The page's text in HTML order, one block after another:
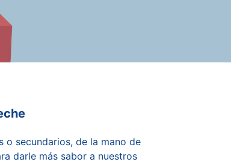
secundarios, de la mano de
darle más sabor a nuestros